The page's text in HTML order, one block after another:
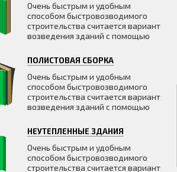
Очень быстрым и удобным
способом быстровозводимого
строительства считается вариант
возведения зданий с помощью
ПОЛИСТОВАЯ СБОРКА
Очень быстрым и удобным
способом быстровозводимого
строительства считается вариант
возведения зданий с помощью
НЕУТЕПЛЕННЫЕ ЗДАНИЯ
Очень быстрым и удобным
способом быстровозводимого
строительства считается вариант